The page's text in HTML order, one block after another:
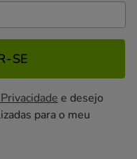
SE
e desejo
para o meu